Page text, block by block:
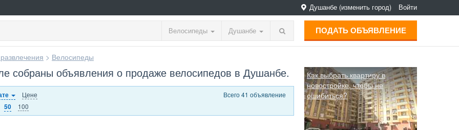
Душанбе (изменить город) Войти
Велосипеды Душанбе ПОДАТЬ ОБЪЯВЛЕНИЕ
> Велосипеды
собраны объявления о продаже велосипедов в Душанбе.
Цене
50
100
Всего 41 объявление
Как выбрать квартиру в
новостройке, чтобы не
ошибиться?